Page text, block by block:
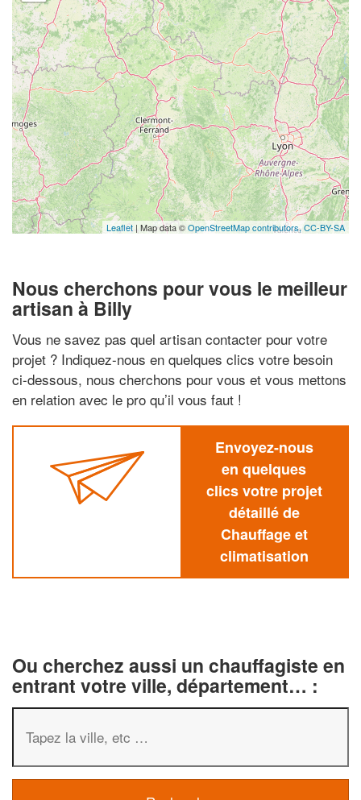
Leaflet | Map data ©OpenStreetMap contributors,CC-BY-SA
Nous cherchons pour vous le meilleur
artisan à Billy
Vous ne savez pas quel artisan contacter pour votre
projet ? Indiquez-nous en quelques clics votre besoin
ci-dessous, nous cherchons pour vous et vous mettons
en relation avec le pro qu’il vous faut !
Envoyez-nous
en quelques
clics votre projet
détaillé de
Chauffage et
climatisation
Ou cherchez aussi un chauffagiste en
entrant votre ville, département… :